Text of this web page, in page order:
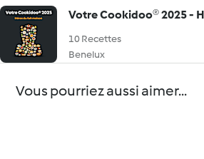
Votre Cookidoo® 2025 -
10 Recettes
Benelux
Vous pourriez aussi aimer...